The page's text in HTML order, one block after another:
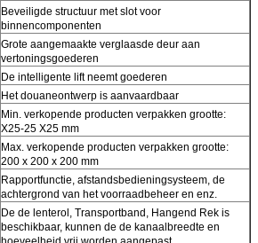
Beveiligde structuur met slot voor
binnencomponenten
Grote aangemaakte verglaasde deur aan
vertoningsgoederen
De intelligente lift neemt goederen
Het douaneontwerp is aanvaardbaar
Min. verkopende producten verpakken grootte:
X25-25 X25 mm
Max. verkopende producten verpakken grootte:
200 x 200 x 200 mm
Rapportfunctie, afstandsbedieningsysteem, de
achtergrond van het voorraadbeheer en enz.
De de lenterol, Transportband, Hangend Rek is
beschikbaar, kunnen de de kanaalbreedte en